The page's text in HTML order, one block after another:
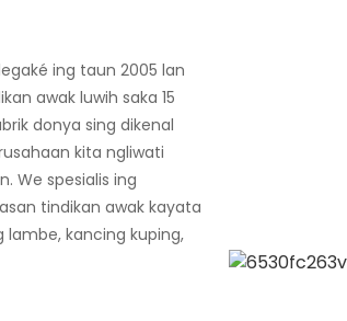
ing taun 2005 lan
awak luwih saka 15
donya sing dikenal
kita ngliwati
We spesialis ing
tindikan awak kayata
lambe, kancing kuping,